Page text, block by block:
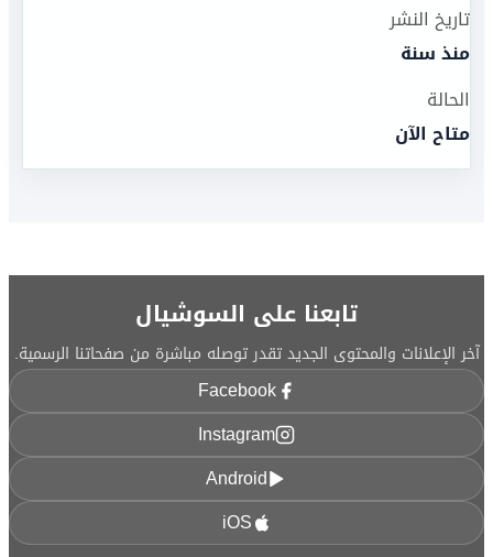
تاريخ النشر
منذ سنة
الحالة
متاح الآن
تابعنا على السوشيال
آخر الإعلانات والمحتوى الجديد تقدر توصله مباشرة من صفحاتنا الرسمية.
Facebook
Instagram
Android
iOS